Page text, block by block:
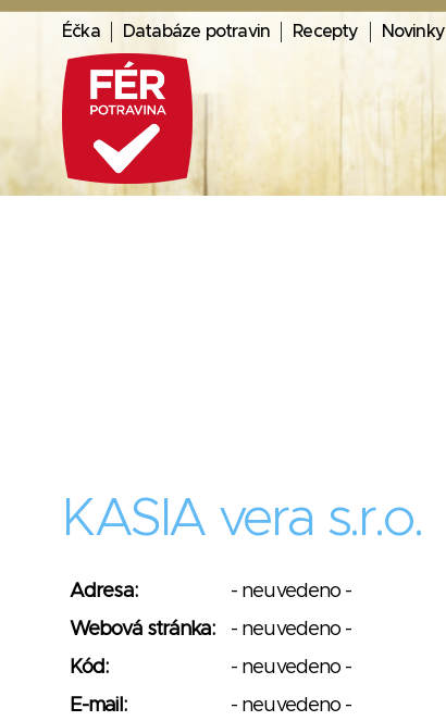
Éčka Databáze potravin Recepty Novinky
KASIA vera s.r.o.
Adresa:
- neuvedeno -
Webová stránka:
- neuvedeno -
Kód:
- neuvedeno -
E-mail:
- neuvedeno -